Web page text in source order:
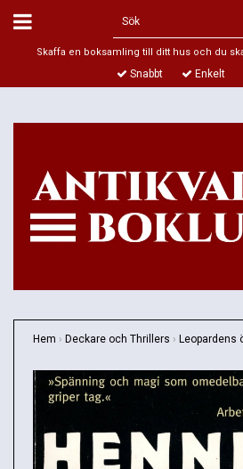
Skaffa en boksamling till ditt hus och du
Snabbt Enkelt
Hem › Deckare och Thrillers › Leopardens